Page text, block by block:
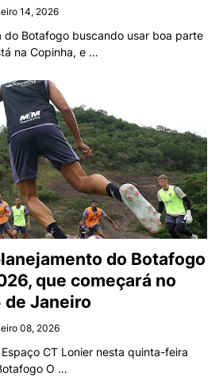
14, 2026
do Botafogo buscando usar boa parte
na Copinha, e …
do Botafogo
que começará no
de Janeiro
08, 2026
CT Lonier nesta quinta-feira
O …